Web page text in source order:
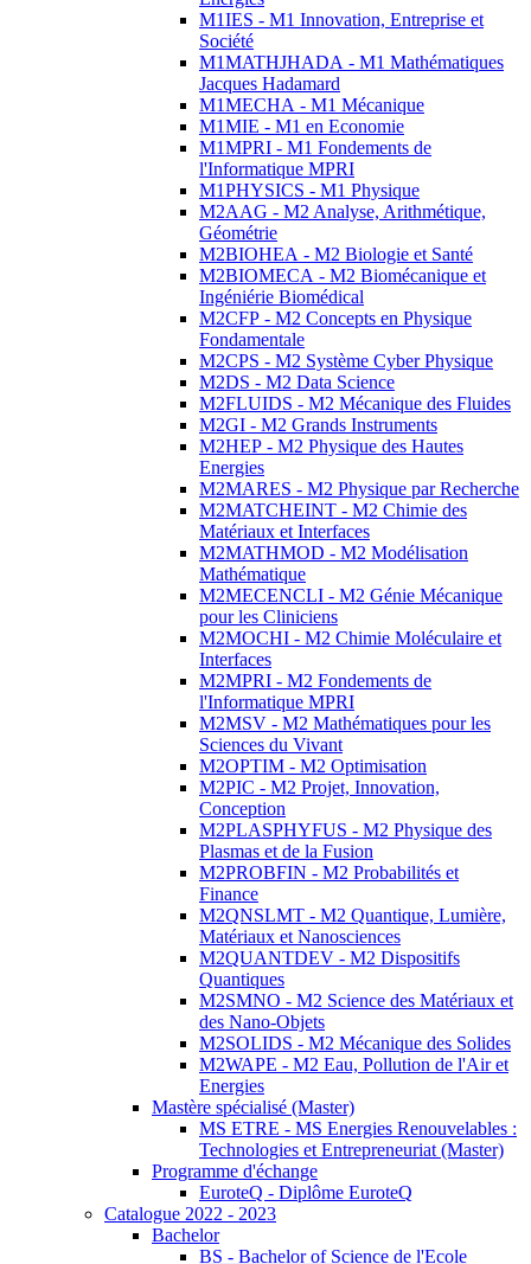
M1IES - M1 Innovation, Entreprise et
Société
M1MATHJHADA - M1 Mathématiques
Jacques Hadamard
M1MECHA - M1 Mécanique
M1MIE - M1 en Economie
M1MPRI - M1 Fondements de
l'Informatique MPRI
M1PHYSICS - M1 Physique
M2AAG - M2 Analyse, Arithmétique,
Géométrie
M2BIOHEA - M2 Biologie et Santé
M2BIOMECA - M2 Biomécanique et
Ingéniérie Biomédical
M2CFP - M2 Concepts en Physique
Fondamentale
M2CPS - M2 Système Cyber Physique
M2DS - M2 Data Science
M2FLUIDS - M2 Mécanique des Fluides
M2GI - M2 Grands Instruments
M2HEP - M2 Physique des Hautes
Energies
M2MARES - M2 Physique par Recherche
M2MATCHEINT - M2 Chimie des
Matériaux et Interfaces
M2MATHMOD - M2 Modélisation
Mathématique
M2MECENCLI - M2 Génie Mécanique
pour les Cliniciens
M2MOCHI - M2 Chimie Moléculaire et
Interfaces
M2MPRI - M2 Fondements de
l'Informatique MPRI
M2MSV - M2 Mathématiques pour les
Sciences du Vivant
M2OPTIM - M2 Optimisation
M2PIC - M2 Projet, Innovation,
Conception
M2PLASPHYFUS - M2 Physique des
Plasmas et de la Fusion
M2PROBFIN - M2 Probabilités et
Finance
M2QNSLMT - M2 Quantique, Lumière,
Matériaux et Nanosciences
M2QUANTDEV - M2 Dispositifs
Quantiques
M2SMNO - M2 Science des Matériaux et
des Nano-Objets
M2SOLIDS - M2 Mécanique des Solides
M2WAPE - M2 Eau, Pollution de l'Air et
Energies
Mastère spécialisé (Master)
MS ETRE - MS Energies Renouvelables :
Technologies et Entrepreneuriat (Master)
Programme d'échange
EuroteQ - Diplôme EuroteQ
Catalogue 2022 - 2023
Bachelor
BS - Bachelor of Science de l'Ecole